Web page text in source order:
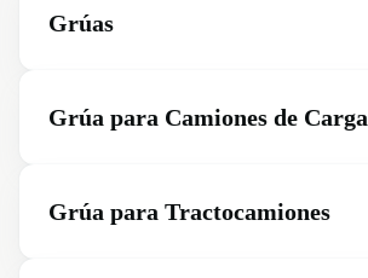
Grúas
Grúa para Camiones de Carga
Grúa para Tractocamiones